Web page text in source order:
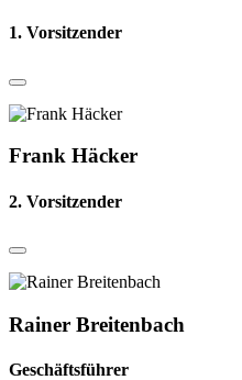
1. Vorsitzender
Frank Häcker
2. Vorsitzender
Rainer Breitenbach
Geschäftsführer